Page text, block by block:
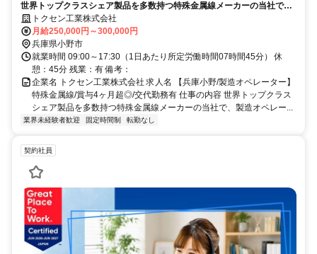
ャー
世界トップクラスシェア製品を多数持つ特殊金属線メーカーの当社で、
製造オペレーター業務をお任せします。当社ワイヤは、自動車用タイ
ヤ、半導体、医療機器等私たちの生活を支える幅広い製品に使用されて
います。
トクセン工業株式会社
月給250,000円～300,000円
兵庫県小野市
就業時間 09:00～17:30（1日あたり所定労働時間07時間45分） 休
憩：45分 残業：有 備考：
企業名 トクセン工業株式会社 求人名 【兵庫小野/製造オペレーター】
特殊金属線/賞与4ヶ月超◎/交代勤務有 仕事の内容 世界トップクラス
シェア製品を多数持つ特殊金属線メーカーの当社で、製造オペレー...
業界未経験者歓迎 固定時間制 転勤なし
契約社員